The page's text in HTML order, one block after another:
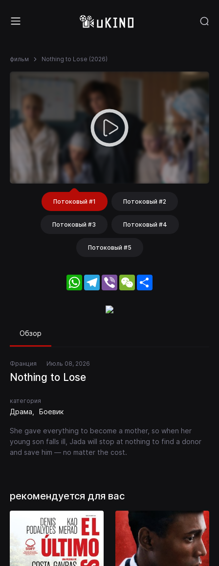
фильм Nothing to Lose (2026)
Потоковый #1 Потоковый #2
Потоковый #3 Потоковый #4
Потоковый #5
WhatsApp
Telegram
Viber WeChat
Обзор
Франция Июль 08, 2026
Nothing to Lose
категория
Драма Боевик
She gave everything to become a mother, so when her
young son falls ill, Jada will stop at nothing to find a donor
and save him — no matter the cost.
рекомендуется для вас